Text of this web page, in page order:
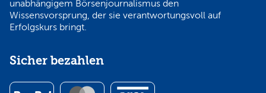
unabhängigem Börsenjournalismus den
Wissensvorsprung, der sie verantwortungsvoll auf
Erfolgskurs bringt.
Sicher bezahlen